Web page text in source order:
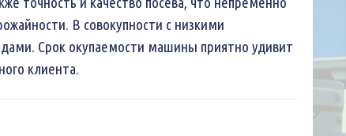
В совокупности с низкими
Срок окупаемости машины приятно удивит
клиента.